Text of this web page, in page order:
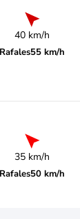
40 km/h
Rafales55 km/h
35 km/h
Rafales50 km/h